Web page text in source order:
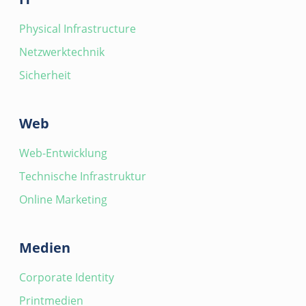
Physical Infrastructure
Netzwerktechnik
Sicherheit
Web
Web-Entwicklung
Technische Infrastruktur
Online Marketing
Medien
Corporate Identity
Printmedien